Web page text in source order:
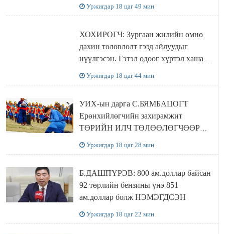
Уржигдар 18 цаг 49 мин
ХОХИРОГЧ: Зургаан жилийн өмнө
дахин төлөвлөлт гээд айлуудыг
нүүлгэсэн. Гэтэл одоог хүртэл хашаа
Уржигдар 18 цаг 44 мин
УИХ-ын дарга С.БЯМБАЦОГТ
Ерөнхийлөгчийн захирамжит
ТӨРИЙН ИЛЧ ТӨЛӨӨЛӨГЧӨӨР
Уржигдар 18 цаг 28 мин
Б.ДАШПҮРЭВ: 800 ам.доллар байсан
92 төрлийн бензины үнэ 851
ам.доллар болж НЭМЭГДСЭН
Уржигдар 18 цаг 22 мин